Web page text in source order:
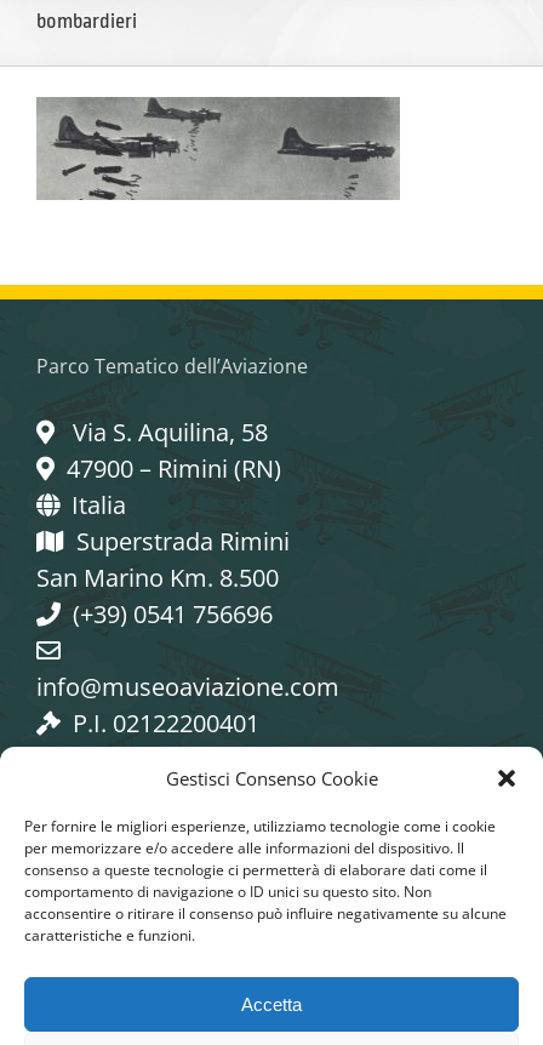
Gestisci Consenso Cookie
Per fornire le migliori esperienze, utilizziamo tecnologie come i cookie
per memorizzare e/o accedere alle informazioni del dispositivo. Il
consenso a queste tecnologie ci permetterà di elaborare dati come il
comportamento di navigazione o ID unici su questo sito. Non
acconsentire o ritirare il consenso può influire negativamente su alcune
caratteristiche e funzioni.
Accetta
bombardieri
Parco Tematico dell’Aviazione
Via S. Aquilina, 58
47900 – Rimini (RN)
Italia
Superstrada Rimini
San Marino Km. 8.500
(+39) 0541 756696
info@museoaviazione.com
P.I. 02122200401
Seguici sui Social